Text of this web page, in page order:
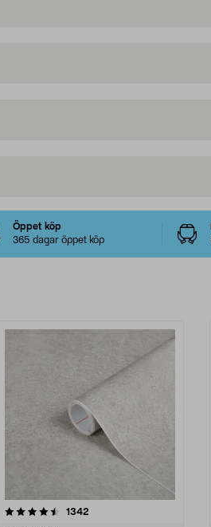
Öppet köp
365 dagar öppet köp
1342
4.0 av 5 stjärnor